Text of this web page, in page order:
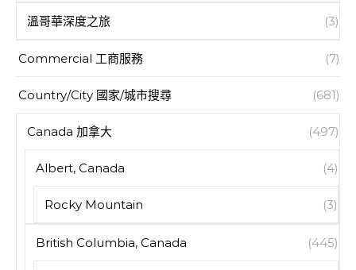
溫哥華深度之旅 (3)
Commercial 工商服務 (7)
Country/City 國家/城市搜尋 (681)
Canada 加拿大 (497)
Albert, Canada (4)
Rocky Mountain (3)
British Columbia, Canada (445)